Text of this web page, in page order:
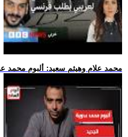
.. محمد علام وهيثم سعيد: ألبوم محمد